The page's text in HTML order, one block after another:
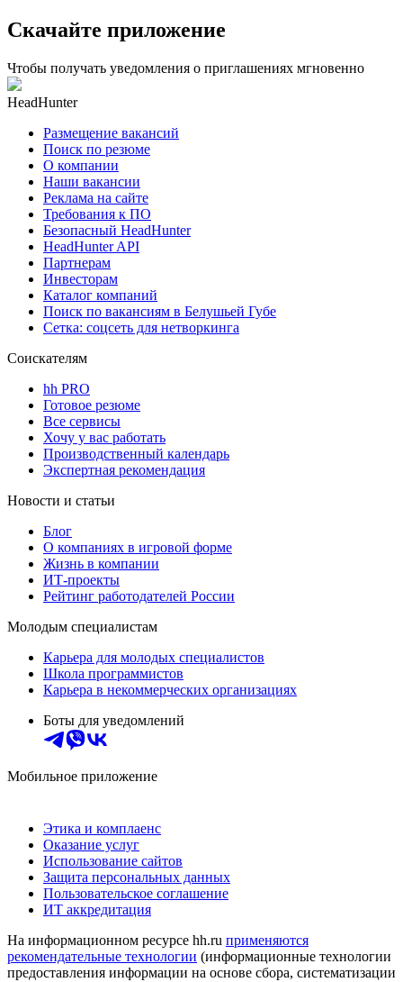
Скачайте приложение
Чтобы получать уведомления о приглашениях мгновенно
HeadHunter
Размещение вакансий
Поиск по резюме
О компании
Наши вакансии
Реклама на сайте
Требования к ПО
Безопасный HeadHunter
HeadHunter API
Партнерам
Инвесторам
Каталог компаний
Поиск по вакансиям в Белушьей Губе
Сетка: соцсеть для нетворкинга
Соискателям
hh PRO
Готовое резюме
Все сервисы
Хочу у вас работать
Производственный календарь
Экспертная рекомендация
Новости и статьи
Блог
О компаниях в игровой форме
Жизнь в компании
ИТ-проекты
Рейтинг работодателей России
Молодым специалистам
Карьера для молодых специалистов
Школа программистов
Карьера в некоммерческих организациях
Боты для уведомлений
Мобильное приложение
Этика и комплаенс
Оказание услуг
Использование сайтов
Защита персональных данных
Пользовательское соглашение
ИТ аккредитация
На информационном ресурсе hh.ru применяются
рекомендательные технологии (информационные технологии
предоставления информации на основе сбора, систематизации